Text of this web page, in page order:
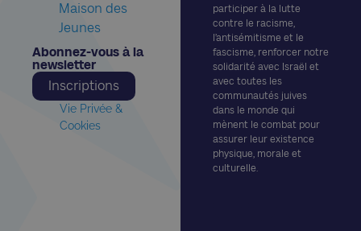
participer à la lutte
contre le racisme,
l’antisémitisme et le
fascisme, renforcer notre
solidarité avec Israël et
avec toutes les
communautés juives
dans le monde qui
mènent le combat pour
assurer leur existence
physique, morale et
culturelle.
Maison des
Jeunes
Abonnez-vous à la
newsletter​
Inscriptions
Vie Privée &
Cookies